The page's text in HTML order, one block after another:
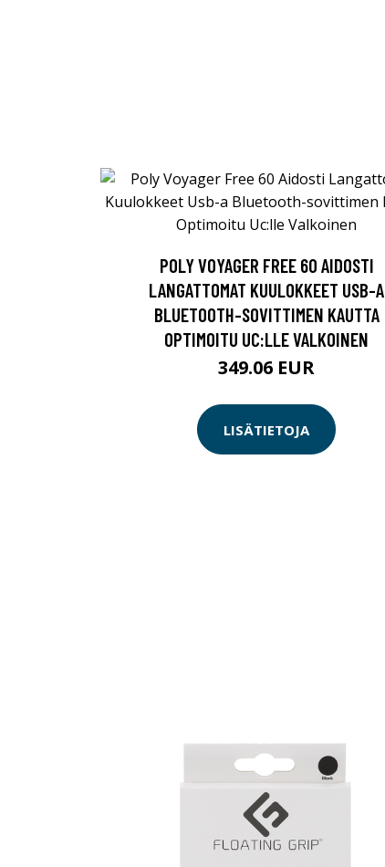
POLY VOYAGER FREE 60 AIDOSTI
LANGATTOMAT KUULOKKEET USB-A
BLUETOOTH-SOVITTIMEN KAUTTA
OPTIMOITU UC:LLE VALKOINEN
349.06 EUR
LISÄTIETOJA